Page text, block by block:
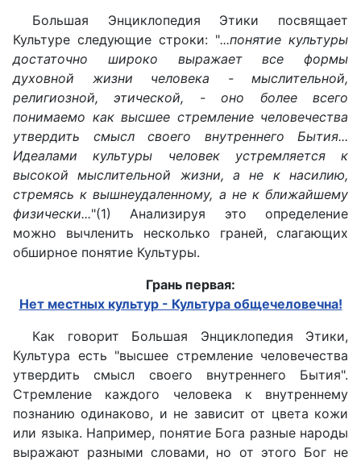
Большая Энциклопедия Этики посвящает
Культуре следующие строки: "...понятие культуры
достаточно широко выражает все формы
духовной жизни человека - мыслительной,
религиозной, этической, - оно более всего
понимаемо как высшее стремление человечества
утвердить смысл своего внутреннего Бытия...
Идеалами культуры человек устремляется к
высокой мыслительной жизни, а не к насилию,
стремясь к вышнеудаленному, а не к ближайшему
физически..."(1) Анализируя это определение
можно вычленить несколько граней, слагающих
обширное понятие Культуры.
Грань первая:
Нет местных культур - Культура общечеловечна!
Как говорит Большая Энциклопедия Этики,
Культура есть "высшее стремление человечества
утвердить смысл своего внутреннего Бытия".
Стремление каждого человека к внутреннему
познанию одинаково, и не зависит от цвета кожи
или языка. Например, понятие Бога разные народы
выражают разными словами, но от этого Бог не